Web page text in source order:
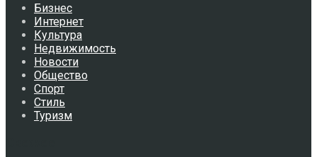
Бизнес
Интернет
Культура
Недвижимость
Новости
Общество
Спорт
Стиль
Туризм